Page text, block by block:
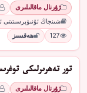
ژۇرنال ماقالىلىرى
شىنجاڭ
127
ھەقسىز
تور تەھرىرلىكى
ژۇرنال ماقالىلىرى